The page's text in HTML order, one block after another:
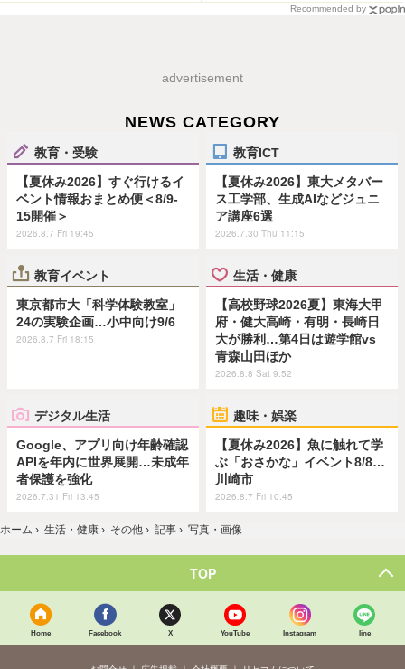
Recommended by
advertisement
NEWS CATEGORY
教育・受験
【夏休み2026】すぐ行けるイ
ベント情報おまとめ便＜8/9-
15開催＞
2026.8.7 Fri 19:45
教育ICT
【夏休み2026】東大メタバー
ス工学部、生成AIなどジュニ
ア講座6選
2026.7.30 Thu 11:15
教育イベント
東京都市大「科学体験教室」
24の実験企画…小中向け9/6
2026.8.7 Fri 18:15
生活・健康
【高校野球2026夏】東海大甲
府・健大高崎・有明・長崎日
大が勝利…第4日は遊学館vs
青森山田ほか
2026.8.8 Sat 9:52
デジタル生活
Google、アプリ向け年齢確認
APIを年内に世界展開…未成年
者保護を強化
2026.7.31 Fri 13:45
趣味・娯楽
【夏休み2026】魚に触れて学
ぶ「おさかな」イベント8/8…
川崎市
2026.8.7 Fri 10:45
ホーム › 生活・健康 › その他 › 記事 › 写真・画像
TOP
Home Facebook X YouTube Instagram line